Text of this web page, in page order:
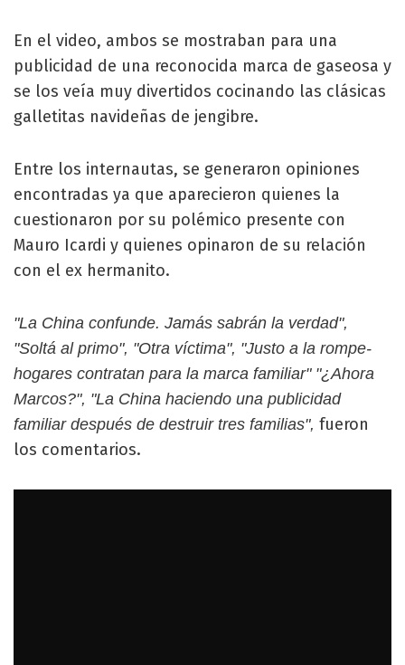
En el video, ambos se mostraban para una
publicidad de una reconocida marca de gaseosa y
se los veía muy divertidos cocinando las clásicas
galletitas navideñas de jengibre.
Entre los internautas, se generaron opiniones
encontradas ya que aparecieron quienes la
cuestionaron por su polémico presente con
Mauro Icardi y quienes opinaron de su relación
con el ex hermanito.
"La China confunde. Jamás sabrán la verdad",
"Soltá al primo", "Otra víctima", "Justo a la rompe-
hogares contratan para la marca familiar" "¿Ahora
Marcos?", "La China haciendo una publicidad
familiar después de destruir tres familias", fueron
los comentarios.